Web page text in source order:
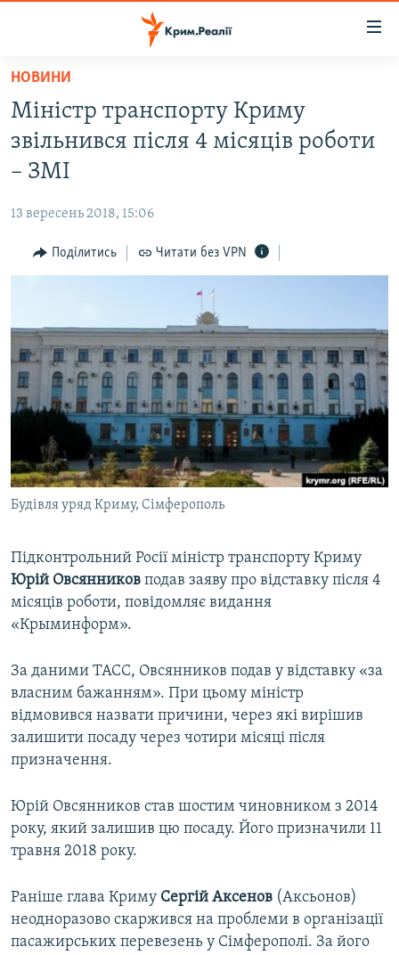
Перейти
основного
матеріалу
Перейти
основної
навігації
Перейти
до
ВОДА.КРИМ
ВІДЕО ТА ФОТО
БЛОГИ
ПОГЛЯД
СПЕЦПРОЕКТИ
ДЕПОРТАЦІЯ
ВІДЕОУРОКИ «ELIFBE»
СВІДЧЕННЯ ОКУПАЦІЇ
УКРАЇНСЬКА ПРОБЛЕМА КРИМУ
ІНФОГРАФІКА
ЯК ОБІЙТИ БЛОКУВАННЯ
Qırımtatar
ДОЛУЧАЙСЯ!
Усі сайти RFE/RL
НОВИНИ
Міністр транспорту Криму
звільнився після 4 місяців роботи
– ЗМІ
13 вересень 2018, 15:06
Поділитись Читати без VPN
Будівля уряд Криму, Сімферополь
Підконтрольний Росії міністр транспорту Криму
Юрій Овсянников подав заяву про відставку після 4
місяців роботи, повідомляє видання
«Крыминформ».
За даними ТАСС, Овсянников подав у відставку «за
власним бажанням». При цьому міністр
відмовився назвати причини, через які вирішив
залишити посаду через чотири місяці після
призначення.
Юрій Овсянников став шостим чиновником з 2014
року, який залишив цю посаду. Його призначили 11
травня 2018 року.
Раніше глава Криму Сергій Аксенов (Аксьонов)
неодноразово скаржився на проблеми в організації
пасажирських перевезень у Сімферополі. За його